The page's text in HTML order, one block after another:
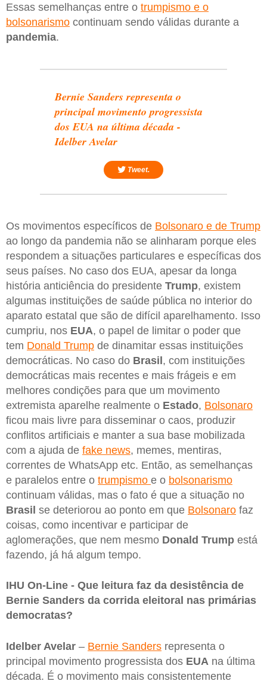
Essas semelhanças entre o trumpismo e o
bolsonarismo continuam sendo válidas durante a
pandemia.
Bernie Sanders representa o
principal movimento progressista
dos EUA na última década -
Idelber Avelar
Tweet.
Os movimentos específicos de Bolsonaro e de Trump
ao longo da pandemia não se alinharam porque eles
respondem a situações particulares e específicas dos
seus países. No caso dos EUA, apesar da longa
história anticiência do presidente Trump, existem
algumas instituições de saúde pública no interior do
aparato estatal que são de difícil aparelhamento. Isso
cumpriu, nos EUA, o papel de limitar o poder que
tem Donald Trump de dinamitar essas instituições
democráticas. No caso do Brasil, com instituições
democráticas mais recentes e mais frágeis e em
melhores condições para que um movimento
extremista aparelhe realmente o Estado, Bolsonaro
ficou mais livre para disseminar o caos, produzir
conflitos artificiais e manter a sua base mobilizada
com a ajuda de fake news, memes, mentiras,
correntes de WhatsApp etc. Então, as semelhanças
e paralelos entre o trumpismo e o bolsonarismo
continuam válidas, mas o fato é que a situação no
Brasil se deteriorou ao ponto em que Bolsonaro faz
coisas, como incentivar e participar de
aglomerações, que nem mesmo Donald Trump está
fazendo, já há algum tempo.
IHU On-Line - Que leitura faz da desistência de
Bernie Sanders da corrida eleitoral nas primárias
democratas?
Idelber Avelar – Bernie Sanders representa o
principal movimento progressista dos EUA na última
década. É o movimento mais consistentemente